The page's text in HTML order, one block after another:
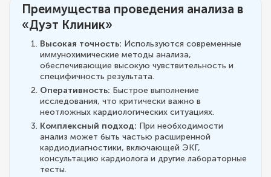
Преимущества проведения анализа в
«Дуэт Клиник»
Высокая точность: Используются современные
иммунохимические методы анализа,
обеспечивающие высокую чувствительность и
специфичность результата.
Оперативность: Быстрое выполнение
исследования, что критически важно в
неотложных кардиологических ситуациях.
Комплексный подход: При необходимости
анализ может быть частью расширенной
кардиодиагностики, включающей ЭКГ,
консультацию кардиолога и другие лабораторные
тесты.